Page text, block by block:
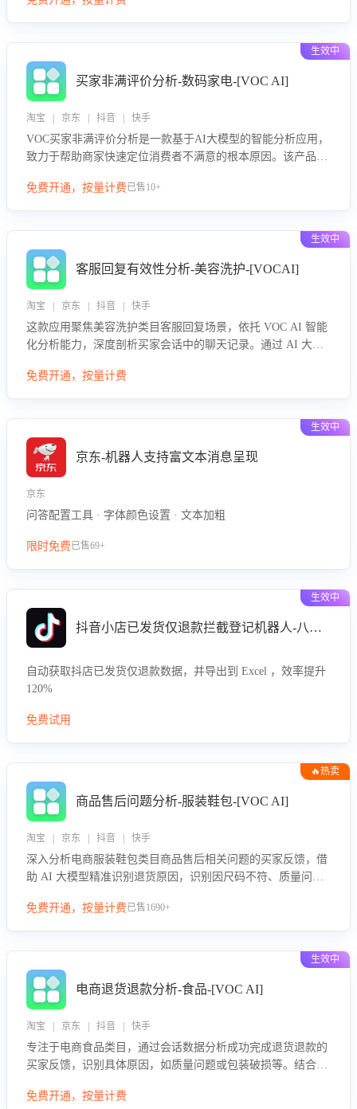
绪、归因争议根源，并客观评估客服应对合理性与成效。系统
生效中
买家非满评价分析-数码家电-[VOC AI]
淘宝 | 京东 | 抖音 | 快手
VOC买家非满评价分析是一款基于AI大模型的智能分析应用，
致力于帮助商家快速定位消费者不满意的根本原因。该产品可
或其它部门原因，明确责任归属，提供可落地的改进建议与策
免费开通，按量计费已售10+
生效中
客服回复有效性分析-美容洗护-[VOCAI]
淘宝 | 京东 | 抖音 | 快手
这款应用聚焦美容洗护类目客服回复场景，依托 VOC AI 智能
化分析能力，深度剖析买家会话中的聊天记录。通过 AI 大模
效性与完整性，输出针对性改进策略，助力商家快速优化快捷
免费开通，按量计费
生效中
京东-机器人支持富文本消息呈现
京东
问答配置工具 · 字体颜色设置 · 文本加粗
限时免费已售69+
生效中
抖音小店已发货仅退款拦截登记机器人-八爪鱼
自动获取抖店已发货仅退款数据，并导出到 Excel ，效率提升
120%
免费试用
🔥热卖
商品售后问题分析-服装鞋包-[VOC AI]
淘宝 | 京东 | 抖音 | 快手
深入分析电商服装鞋包类目商品售后相关问题的买家反馈，借
助 AI 大模型精准识别退货原因，识别因尺码不符、质量问题
商家优化产品或服务，实现销售额的显著提升。
免费开通，按量计费已售1690+
生效中
电商退货退款分析-食品-[VOC AI]
淘宝 | 京东 | 抖音 | 快手
专注于电商食品类目，通过会话数据分析成功完成退货退款的
买家反馈，识别具体原因，如质量问题或包装破损等。结合AI
低退款率，提升售后效率。
免费开通，按量计费